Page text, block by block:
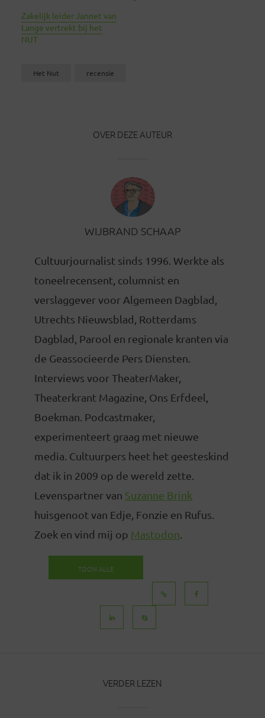
Zakelijk leider Jannet van
Lange vertrekt bij het
NUT
Het Nut recensie
OVER DEZE AUTEUR
WIJBRAND SCHAAP
Cultuurjournalist sinds 1996. Werkte als
toneelrecensent, columnist en
verslaggever voor Algemeen Dagblad,
Utrechts Nieuwsblad, Rotterdams
Dagblad, Parool en regionale kranten via
de Geassocieerde Pers Diensten.
Interviews voor TheaterMaker,
Theaterkrant Magazine, Ons Erfdeel,
Boekman. Podcastmaker,
experimenteert graag met nieuwe
media. Cultuurpers heet het geesteskind
dat ik in 2009 op de wereld zette.
Levenspartner van Suzanne Brink
huisgenoot van Edje, Fonzie en Rufus.
Zoek en vind mij op Mastodon
TOON ALLE
VERDER LEZEN